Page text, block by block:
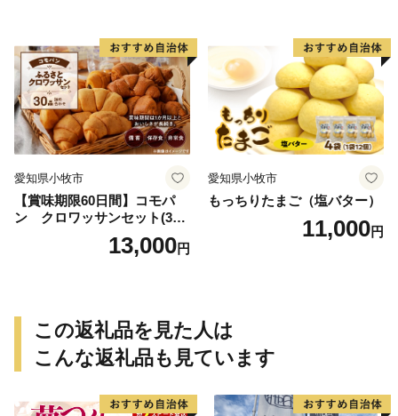
愛知県小牧市
【賞味期限60日間】コモパ
ン クロワッサンセット(30
個入り)／災害用備蓄 保存食
非常食 防災グッズにも
13,000円
愛知県小牧市
もっちりたまご（塩バター）
11,000円
この返礼品を見た人は
こんな返礼品も見ています